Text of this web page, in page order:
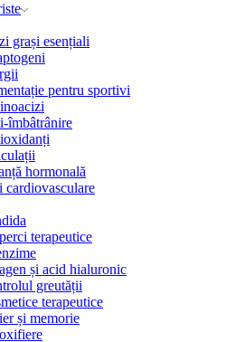
grași esențiali
pentru sportivi
îmbâtrânire
hormonală
cardiovasculare
terapeutice
și acid hialuronic
greutății
terapeutice
și memorie